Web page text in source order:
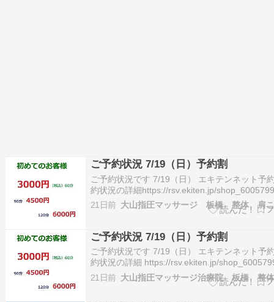
ご予約状況 7/19（日）予約割
ご予約状況です 7/19（日） エキテンネット予
約状況の詳細https://rsv.ekiten.jp/
date※ご予約が入り塞がってしまう場合がござ
す。ご予約・お問合せ 03-5966-5553この投稿
21日前
ご予約状況 7/19（日）予約割
ご予約状況です 7/19（日） エキテンネット予
約状況の詳細 https://rsv.ekiten.jp/
※ご予約が入り塞がってしまう場合がございま
予約・お問合せ 03-5966-5553 この投稿を
21日前